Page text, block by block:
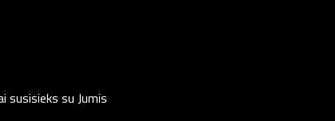
susisieks su Jumis